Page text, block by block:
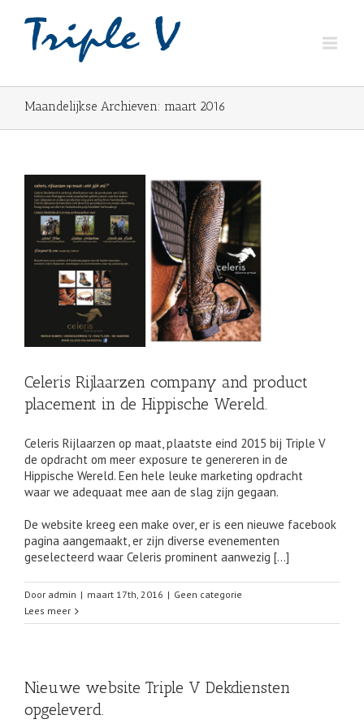
Maandelijkse Archieven: maart 2016
Celeris Rijlaarzen company and product
placement in de Hippische Wereld.
Celeris Rijlaarzen op maat, plaatste eind 2015 bij Triple V
de opdracht om meer exposure te genereren in de
Hippische Wereld. Een hele leuke marketing opdracht
waar we adequaat mee aan de slag zijn gegaan.
De website kreeg een make over, er is een nieuwe facebook
pagina aangemaakt, er zijn diverse evenementen
geselecteerd waar Celeris prominent aanwezig […]
Door admin | maart 17th, 2016 | Geen categorie
Lees meer
Nieuwe website Triple V Dekdiensten
opgeleverd.